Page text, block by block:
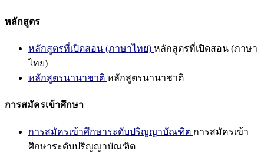
หลักสูตร
หลักสูตรที่เปิดสอน (ภาษาไทย) หลักสูตรที่เปิดสอน (ภาษา
ไทย)
หลักสูตรนานาชาติ หลักสูตรนานาชาติ
การสมัครเข้าศึกษา
การสมัครเข้าศึกษาระดับปริญญาบัณฑิต การสมัครเข้า
ศึกษาระดับปริญญาบัณฑิต